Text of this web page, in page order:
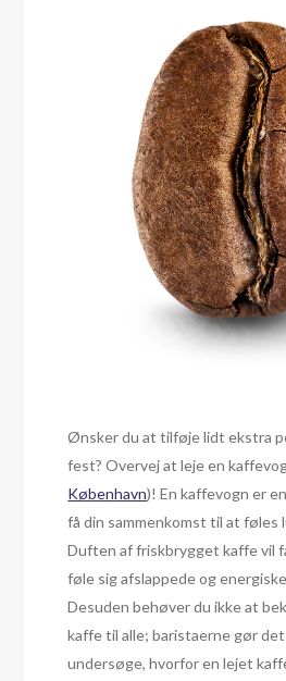
Ønsker du at tilføje lidt ekstra
fest? Overvej at leje en
København)! En kaffevogn er
få din sammenkomst til at føles
Duften af friskbrygget kaffe vil
føle sig afslappede og
Desuden behøver du ikke at
kaffe til alle; baristaerne gør
undersøge, hvorfor en lejet